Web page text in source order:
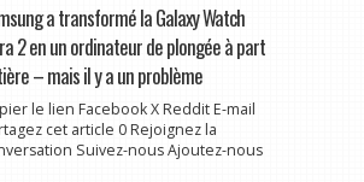
a transformé la Galaxy Watch
2 en un ordinateur de plongée à part
– mais il y a un problème
le lien Facebook X Reddit E-mail
cet article 0 Rejoignez la
Suivez-nous Ajoutez-nous